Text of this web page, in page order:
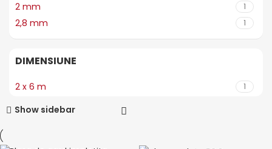
2 mm 1
2,8 mm 1
DIMENSIUNE
2 x 6 m 1
Show sidebar